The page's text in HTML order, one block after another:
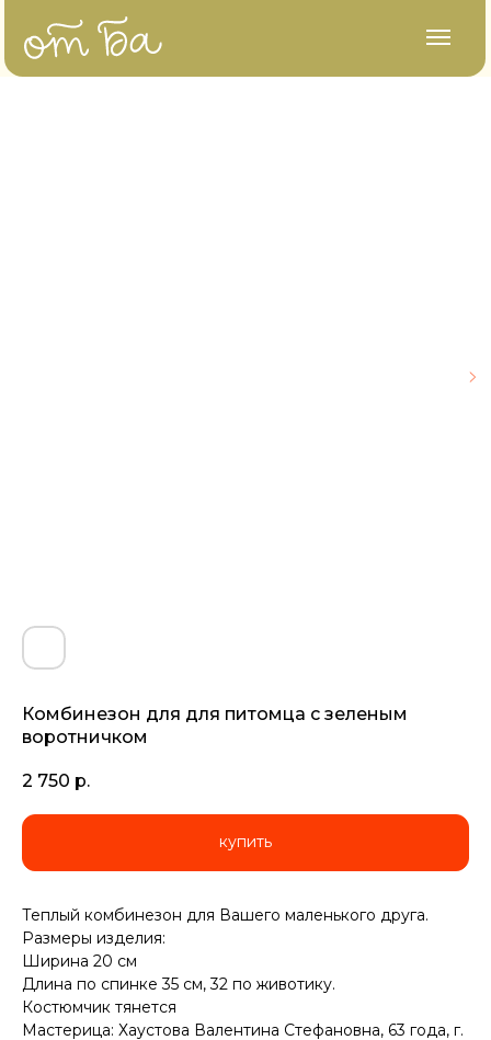
Комбинезон для для питомца с зеленым
воротничком
2 750 р.
купить
Теплый комбинезон для Вашего маленького друга.
Размеры изделия:
Ширина 20 см
Длина по спинке 35 см, 32 по животику.
Костюмчик тянется
Мастерица: Хаустова Валентина Стефановна, 63 года, г.